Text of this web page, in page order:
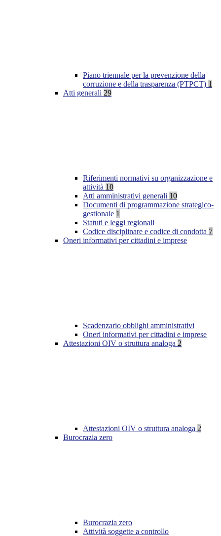
Piano triennale per la prevenzione della
corruzione e della trasparenza (PTPCT) 1
Atti generali 29
Riferimenti normativi su organizzazione e
attività 10
Atti amministrativi generali 10
Documenti di programmazione strategico-
gestionale 1
Statuti e leggi regionali
Codice disciplinare e codice di condotta 7
Oneri informativi per cittadini e imprese
Scadenzario obblighi amministrativi
Oneri informativi per cittadini e imprese
Attestazioni OIV o struttura analoga 2
Attestazioni OIV o struttura analoga 2
Burocrazia zero
Burocrazia zero
Attività soggette a controllo